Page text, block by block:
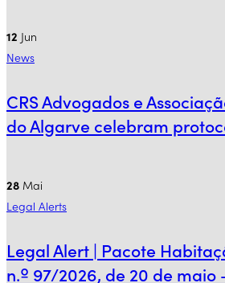
12 Jun
News
CRS Advogados e
do Algarve celebram
28 Mai
Legal Alerts
Legal Alert | Pacote
n.º 97/2026, de 20 de maio